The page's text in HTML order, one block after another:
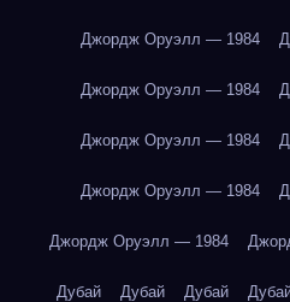
Джордж Оруэлл — 1984
Джордж Оруэлл — 1984
Джордж Оруэлл — 1984
Джордж Оруэлл — 1984
Джордж Оруэлл — 1984
Дубай Дубай Дубай